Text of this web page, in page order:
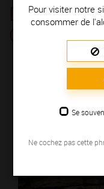
Pour visiter notre
consommer de
Se
Ne cochez pas cette
CLAUDE
Région de